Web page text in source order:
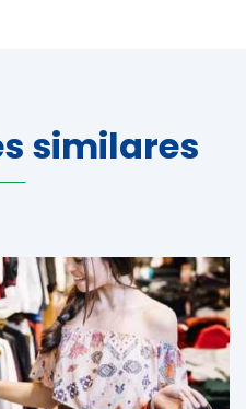
similares